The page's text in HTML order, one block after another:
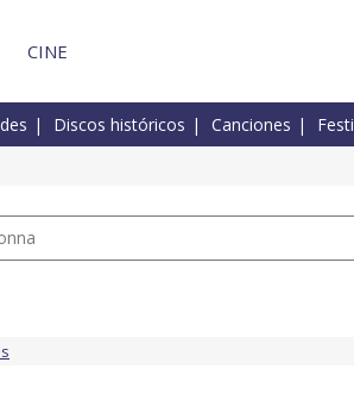
CINE
Discos históricos Canciones